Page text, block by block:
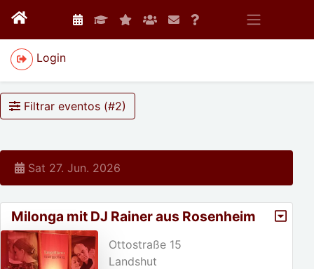
Login
Filtrar eventos (#2)
Sat 27. Jun. 2026
Milonga mit DJ Rainer aus Rosenheim
Ottostraße 15
Landshut